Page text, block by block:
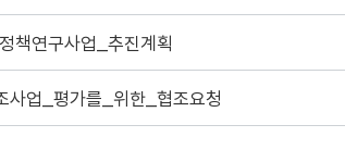
책연구사업_추진계획
사업_평가를_위한_협조요청